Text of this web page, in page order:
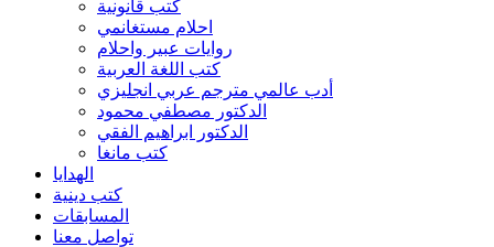
كتب قانونية
احلام مستغانمي
روايات عبير واحلام
كتب اللغة العربية
أدب عالمي مترجم عربي انجليزي
الدكتور مصطفي محمود
الدكتور ابراهيم الفقي
كتب مانغا
الهدايا
كتب دينية
المسابقات
تواصل معنا